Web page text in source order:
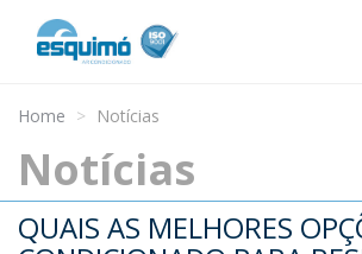
Home Notícias
Notícias
QUAIS AS MELHORES